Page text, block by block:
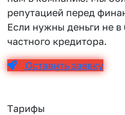
репутацией перед
Если нужны деньги не в
частного кредитора.
Оставить заявку
Тарифы